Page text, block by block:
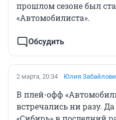
прошлом сезоне был
«Автомобилиста».
Обсудить
2 марта, 20:34 Юлия
В плей-офф
встречались ни разу.